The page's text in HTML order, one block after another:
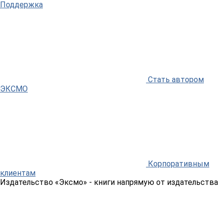
Поддержка
Стать автором
ЭКСМО
Корпоративным
клиентам
Издательство «Эксмо» - книги напрямую от издательства